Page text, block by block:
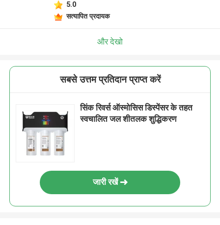
5.0
सत्यापित प्रदायक
और देखो
सबसे उत्तम प्रतिदान प्राप्त करें
सिंक रिवर्स ऑस्मोसिस डिस्पेंसर के तहत
स्वचालित जल शीतलक शुद्धिकरण
जारी रखें